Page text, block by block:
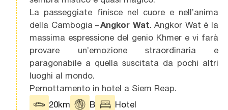
La passeggiate finisce nel cuore e nell’anima
della Cambogia –Angkor Wat. Angkor Wat è la
massima espressione del genio Khmer e vi farà
provare un’emozione straordinaria e
paragonabile a quella suscitata da pochi altri
luoghi al mondo.
Pernottamento in hotel a Siem Reap.
20km
B Hotel